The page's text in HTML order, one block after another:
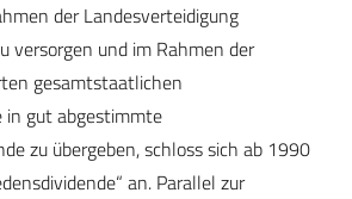
der Landesverteidigung
versorgen und im Rahmen der
gesamtstaatlichen
in gut abgestimmte
zu übergeben, schloss sich ab 1990
an. Parallel zur